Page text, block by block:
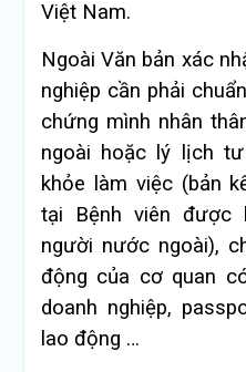
Việt Nam.
Ngoài Văn bản xác
nghiệp cần phải
chứng mình nhân
ngoài hoặc lý lịch
khỏe làm việc (bản
tại Bệnh viên được
người nước ngoài),
động của cơ quan
doanh nghiệp,
lao động …